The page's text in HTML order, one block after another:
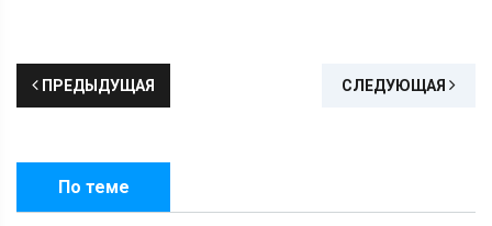
ПРЕДЫДУЩАЯ СЛЕДУЮЩАЯ
По теме